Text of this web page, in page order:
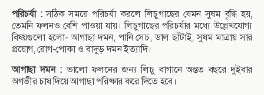
পরিচর্যা :সঠিক সময়ে পরিচর্যা করলে লিচুগাছের যেমন সুষম বৃদ্ধি হয়,
তেমনি ফলনও বেশি পাওয়া যায়। লিচুগাছের পরিচর্যার মধ্যে উল্লেখযোগ্য
বিষয়গুলো হলো- আগাছা দমন, পানি সেচ, ডাল ছাঁটাই, সুষম মাত্রায় সার
প্রয়োগ, রোগ-পোকা ও বাদুড় দমন ইত্যাদি।
আগাছা দমন : ভালো ফলনের জন্য লিচু বাগানে অন্তত বছরে দুইবার
অগভীর চাষ দিয়ে আগাছা পরিষ্কার করে দিতে হবে।